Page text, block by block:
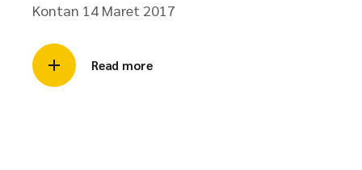
Kontan 14 Maret 2017
Read more